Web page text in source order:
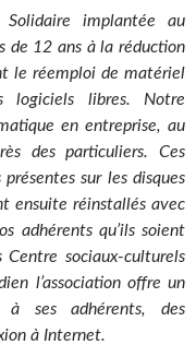
Solidaire implantée au
de 12 ans à la réduction
le réemploi de matériel
logiciels libres. Notre
en entreprise, au
des particuliers. Ces
sur les disques
ensuite réinstallés avec
adhérents qu’ils soient
Centre sociaux-culturels
l’association offre un
à ses adhérents, des
à Internet.